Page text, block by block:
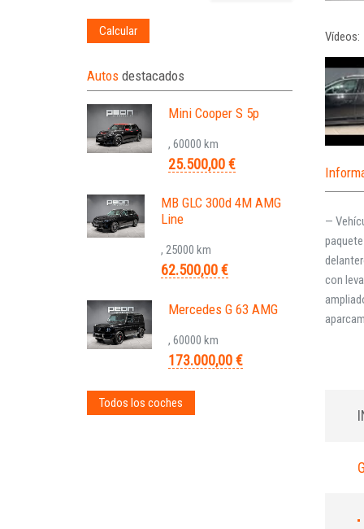
Vídeos:
—
con
Calcular
Autos destacados
Mini Cooper S 5p
, 60000 km
25.500,00 €
MB GLC 300d 4M AMG
Line
, 25000 km
62.500,00 €
Mercedes G 63 AMG
, 60000 km
173.000,00 €
Todos los coches